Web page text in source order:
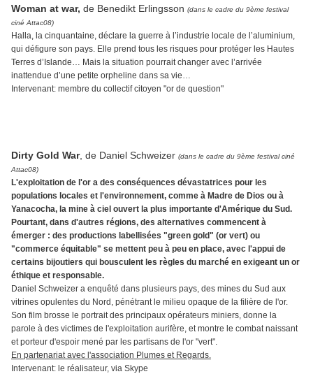
Woman at war, de Benedikt Erlingsson (dans le cadre du 9ème festival
ciné Attac08)
Halla, la cinquantaine, déclare la guerre à l’industrie locale de l’aluminium,
qui défigure son pays. Elle prend tous les risques pour protéger les Hautes
Terres d’Islande… Mais la situation pourrait changer avec l’arrivée
inattendue d’une petite orpheline dans sa vie…
Intervenant: membre du collectif citoyen "or de question"
Dirty Gold War, de Daniel Schweizer (dans le cadre du 9ème festival ciné
Attac08)
L'exploitation de l'or a des conséquences dévastatrices pour les
populations locales et l'environnement, comme à Madre de Dios ou à
Yanacocha, la mine à ciel ouvert la plus importante d'Amérique du Sud.
Pourtant, dans d'autres régions, des alternatives commencent à
émerger : des productions labellisées "green gold" (or vert) ou
"commerce équitable" se mettent peu à peu en place, avec l'appui de
certains bijoutiers qui bousculent les règles du marché en exigeant un or
éthique et responsable.
Daniel Schweizer a enquêté dans plusieurs pays, des mines du Sud aux
vitrines opulentes du Nord, pénétrant le milieu opaque de la filière de l'or.
Son film brosse le portrait des principaux opérateurs miniers, donne la
parole à des victimes de l'exploitation aurifère, et montre le combat naissant
et porteur d'espoir mené par les partisans de l'or "vert".
En partenariat avec l'association Plumes et Regards.
Intervenant: le réalisateur, via Skype